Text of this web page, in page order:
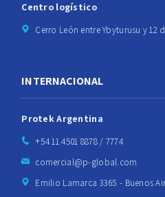
Centro logístico
Cerro León entre Ybyturusu y
INTERNACIONAL
Protek Argentina
+54 11 4501 8878 / 7774
comercial@p-global.com
Emilio Lamarca 3365 - Buenos